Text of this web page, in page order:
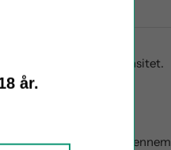
stor dybde og god intensitet.
i smagen.
foretages konstant
Reserva har været gennem
år.